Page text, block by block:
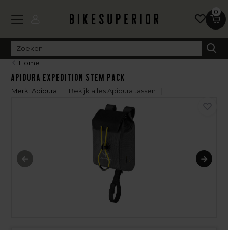
0
Home
Apidura Expedition Stem Pack
Merk: Apidura Bekijk alles Apidura tassen